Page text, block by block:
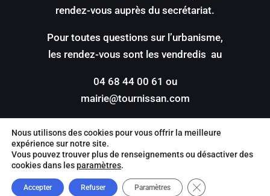
rendez-vous auprès du secrétariat.
Pour toutes questions sur l’urbanisme,
les rendez-vous sont les vendredis au
04 68 44 00 61 ou
mairie@tournissan.com
©2022 – Mentions légales
confidentilité
| Site réalisé par Value IT
Nous utilisons des cookies pour vous offrir la meilleure
expérience sur notre site.
Vous pouvez trouver plus de renseignements ou désactiver des
cookies dans lesparamètres.
Accepter Refuser Paramètres Close GDPR